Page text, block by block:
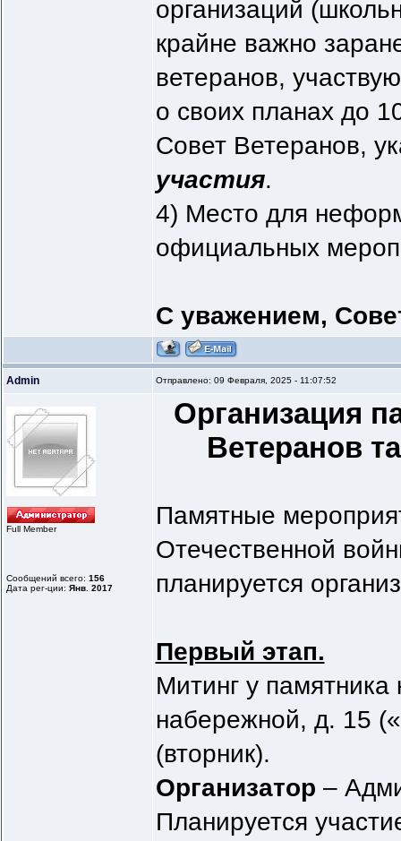
организаций
крайне важно
ветеранов,
о своих планах до
Совет Ветеранов,
участия.
4) Место для
официальных
С уважением,
Admin Отправлено: 09 Февраля, 2025 - 11:07:52
Full Member
Сообщений всего: 156
Дата рег-ции: Янв. 2017
Организация
Ветеранов
Памятные
Отечественной
планируется
Первый этап.
Митинг у
набережной, д. 15
(вторник).
Организатор –
Планируется